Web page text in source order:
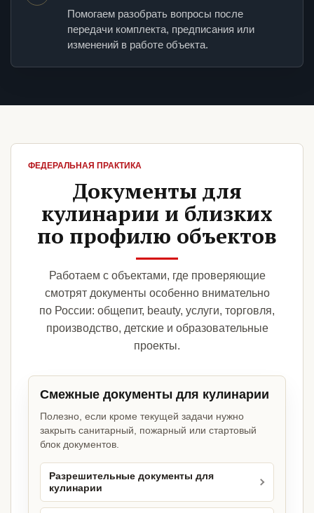
Помогаем разобрать вопросы после
передачи комплекта, предписания или
изменений в работе объекта.
ФЕДЕРАЛЬНАЯ ПРАКТИКА
Документы для
кулинарии и близких
по профилю объектов
Работаем с объектами, где проверяющие
смотрят документы особенно внимательно
по России: общепит, beauty, услуги, торговля,
производство, детские и образовательные
проекты.
Смежные документы для кулинарии
Полезно, если кроме текущей задачи нужно
закрыть санитарный, пожарный или стартовый
блок документов.
Разрешительные документы для
кулинарии